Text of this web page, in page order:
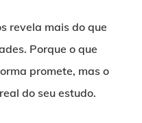
revela mais do que
Porque o que
promete, mas o
do seu estudo.